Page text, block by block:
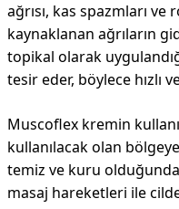
ağrısı, kas spazmları
kaynaklanan ağrıların
topikal olarak
tesir eder, böylece hızlı
Muscoflex kremin
kullanılacak olan
temiz ve kuru
masaj hareketleri ile